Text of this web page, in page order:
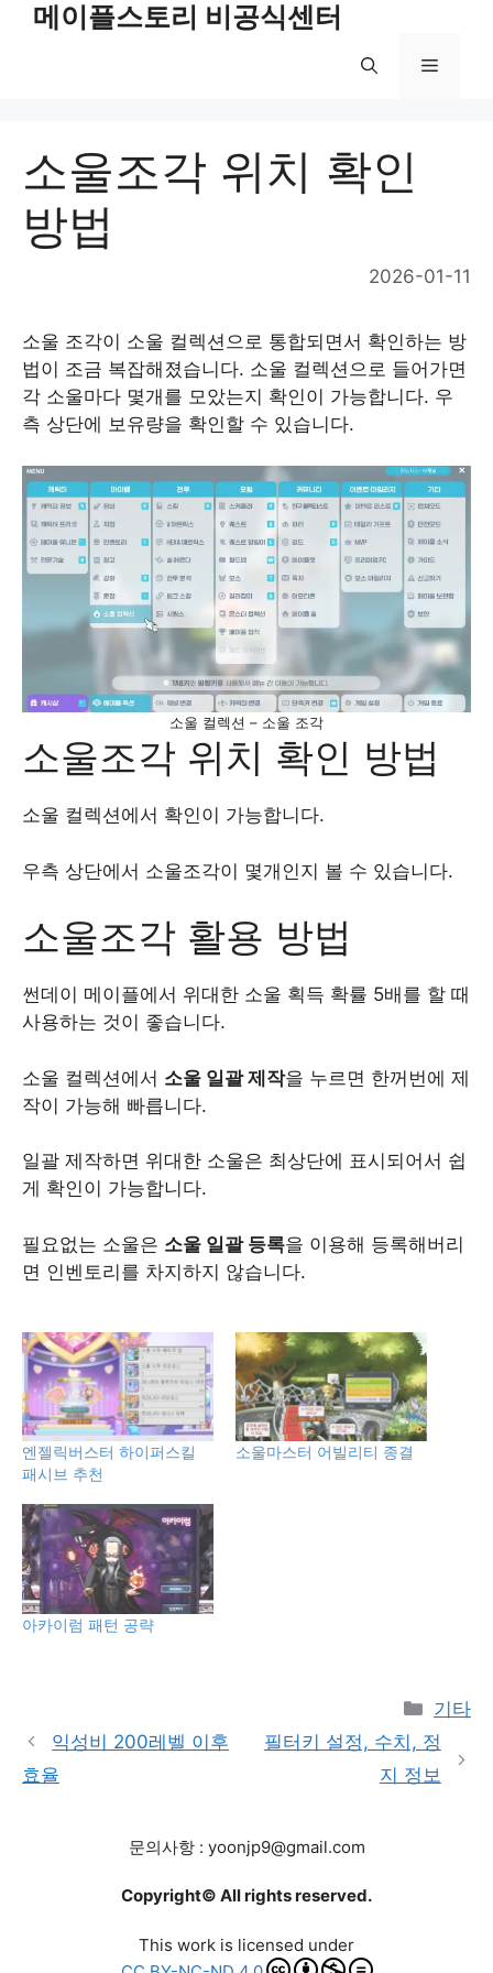
Skip메이플스토리 비공식센터
Menu
소울조각 위치 확인
방법
2026-01-11
소울 조각이 소울 컬렉션으로 통합되면서 확인하는 방
법이 조금 복잡해졌습니다. 소울 컬렉션으로 들어가면
각 소울마다 몇개를 모았는지 확인이 가능합니다. 우
측 상단에 보유량을 확인할 수 있습니다.
소울 컬렉션 – 소울 조각
소울조각 위치 확인 방법
소울 컬렉션에서 확인이 가능합니다.
우측 상단에서 소울조각이 몇개인지 볼 수 있습니다.
소울조각 활용 방법
썬데이 메이플에서 위대한 소울 획득 확률 5배를 할 때
사용하는 것이 좋습니다.
소울 컬렉션에서 소울 일괄 제작을 누르면 한꺼번에 제
작이 가능해 빠릅니다.
일괄 제작하면 위대한 소울은 최상단에 표시되어서 쉽
게 확인이 가능합니다.
필요없는 소울은 소울 일괄 등록을 이용해 등록해버리
면 인벤토리를 차지하지 않습니다.
엔젤릭버스터 하이퍼스킬
패시브 추천
소울마스터 어빌리티 종결
아카이럼 패턴 공략
기타
익성비 200레벨 이후
효율
필터키 설정, 수치, 정
지 정보
문의사항 : yoonjp9@gmail.com
Copyright© All rights reserved.
This work is licensed under